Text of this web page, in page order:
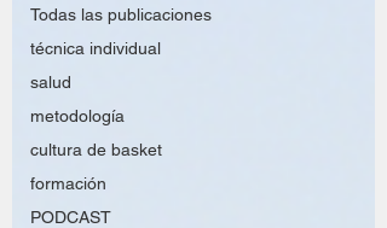
Todas las publicaciones
técnica individual
salud
metodología
cultura de basket
formación
PODCAST